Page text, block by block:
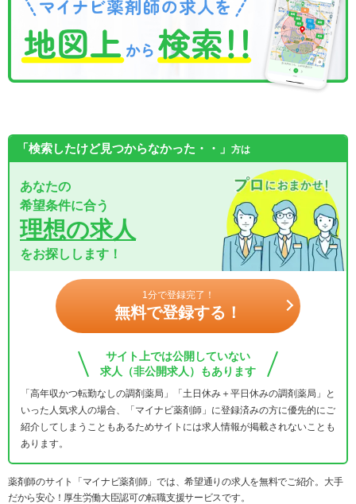
「検索したけど見つからなかった・・」 方は
あなたの
希望条件に合う
理想の求人
をお探しします！
1分で登録完了！
無料で登録する！
サイト上では公開していない
求人（非公開求人）もあります
「高年収かつ転勤なしの調剤薬局」「土日休み＋平日休みの調剤薬局」と
いった人気求人の場合、「マイナビ薬剤師」に登録済みの方に優先的にご
紹介してしまうこともあるためサイトには求人情報が掲載されないことも
あります。
薬剤師のサイト「マイナビ薬剤師」では、希望通りの求人を無料でご紹介。大手
だから安心！厚生労働大臣認可の転職支援サービスです。